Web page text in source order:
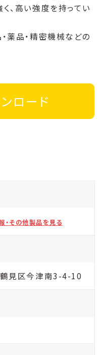
、高い強度を持ってい
薬品・精密機械などの
ロード
・その他製品を見る
見区今津南3-4-10